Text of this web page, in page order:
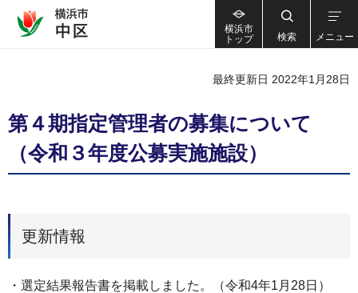
横浜市
トップ
検索 メニュー
最終更新日 2022年1月28日
第４期指定管理者の募集について
（令和３年度公募実施施設）
更新情報
・選定結果報告書を掲載しました。（令和4年1月28日）